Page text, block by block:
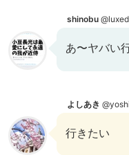
shinobu
あ〜ヤバい
よしあき
行きたい